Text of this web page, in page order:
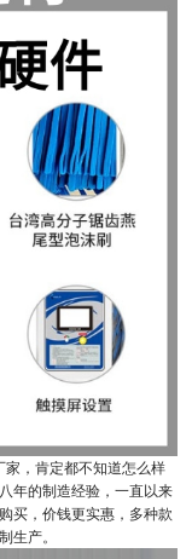
，肯定都不知道怎么样
年的制造经验，一直以来
买，价钱更实惠，多种款
生产。